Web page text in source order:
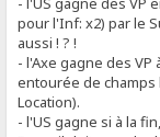
pour l'Inf: x2) par le
aussi ! ? !
- l'Axe gagne des VP
entourée de champs
Location).
- l'US gagne si à la